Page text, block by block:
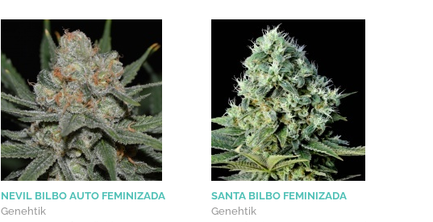
NEVIL BILBO AUTO FEMINIZADA
Genehtik
SANTA BILBO FEMINIZADA
Genehtik